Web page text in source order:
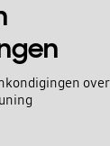
over